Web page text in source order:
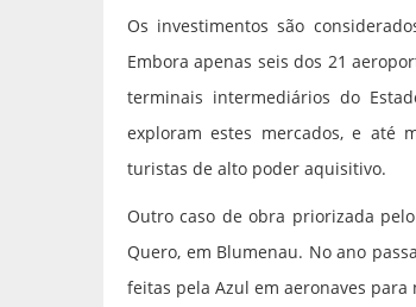
Os investimentos são
Embora apenas seis dos 21
terminais intermediários do
exploram estes mercados, e até
turistas de alto poder aquisitivo.
Outro caso de obra priorizada
Quero, em Blumenau. No ano
feitas pela Azul em aeronaves